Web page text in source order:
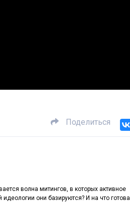
Поделиться
волна митингов, в которых активное
они базируются? И на что готова